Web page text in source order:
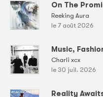
On The
Reeking Aura
le 7 août 2026
Music,
Charli xcx
le 30 juil. 2026
Reality